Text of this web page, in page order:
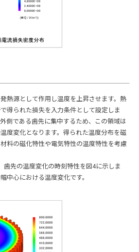
熱源として作用し温度を上昇させます。熱
得られた損失を入力条件として設定しま
側である歯先に集中するため、この領域は
度変化となります。得られた温度分布を磁
料の磁化特性や電気特性の温度特性を考慮
歯先の温度変化の時刻特性を図4に示しま
中心における温度変化です。